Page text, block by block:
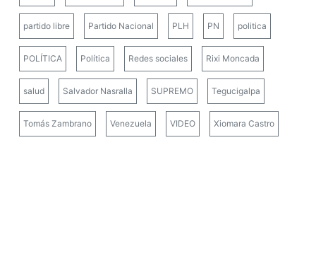
partido libre Partido Nacional PLH PN politica
POLÍTICA Política Redes sociales Rixi Moncada
salud Salvador Nasralla SUPREMO Tegucigalpa
Tomás Zambrano Venezuela VIDEO Xiomara Castro